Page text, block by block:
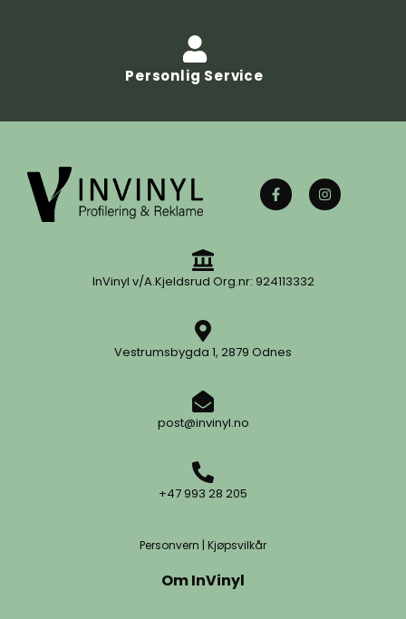
Personlig Service
InVinyl v/A.Kjeldsrud Org.nr: 924113332
Vestrumsbygda 1, 2879 Odnes
post@invinyl.no
+47 993 28 205
Personvern | Kjøpsvilkår
Om InVinyl